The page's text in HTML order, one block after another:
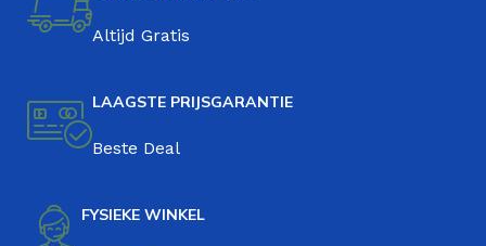
Altijd Gratis
LAAGSTE PRIJSGARANTIE
Beste Deal
FYSIEKE WINKEL